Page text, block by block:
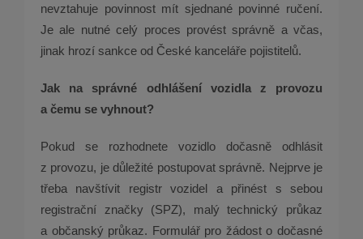
nevztahuje povinnost mít sjednané povinné ručení.
Je ale nutné celý proces provést správně a včas,
jinak hrozí sankce od České kanceláře pojistitelů.
Jak na správné odhlášení vozidla z provozu
a čemu se vyhnout?
Pokud se rozhodnete vozidlo dočasně odhlásit
z provozu, je důležité postupovat správně. Nejprve je
třeba navštívit registr vozidel a přinést s sebou
registrační značky (SPZ), malý technický průkaz
a občanský průkaz. Formulář pro žádost o dočasné